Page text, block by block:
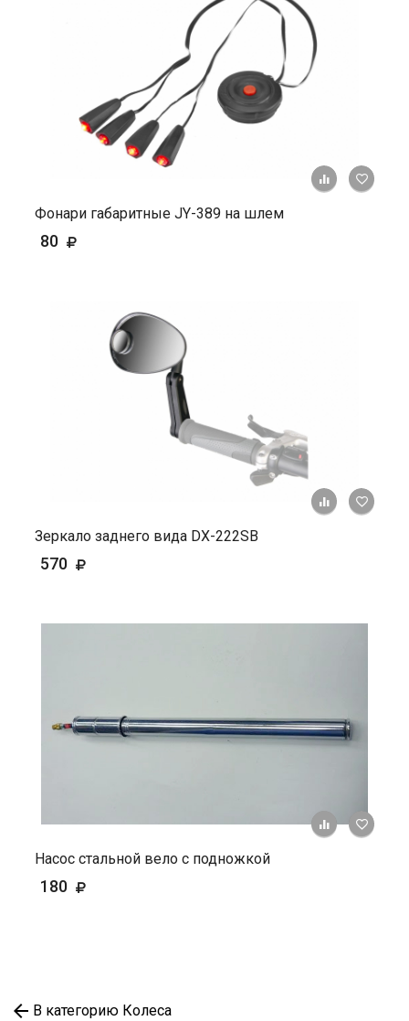
+ К
Фонари габаритные JY-389 на шлем
80
+ К
Зеркало заднего вида DX-222SB
570
+ К
Насос стальной вело с подножкой
180
В категорию Колеса